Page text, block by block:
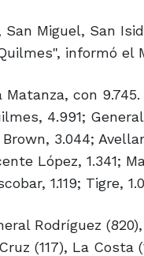
Miguel, San
informó el
con 9.745.
4.991;
3.044;
López, 1.341;
1.119; Tigre,
Rodríguez
(117), La Costa